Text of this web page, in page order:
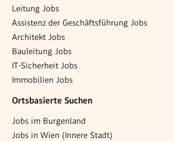
Leitung Jobs
Assistenz der Geschäftsführung Jobs
Architekt Jobs
Bauleitung Jobs
IT-Sicherheit Jobs
Immobilien Jobs
Ortsbasierte Suchen
Jobs im Burgenland
Jobs in Wien (Innere Stadt)